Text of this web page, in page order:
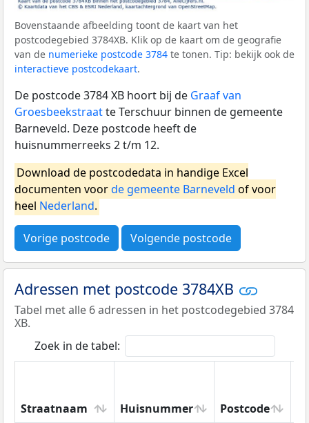
Bovenstaande afbeelding toont de kaart van het
postcodegebied 3784XB. Klik op de kaart om de geografie
van de numerieke postcode 3784 te tonen. Tip: bekijk ook de
interactieve postcodekaart.
De postcode 3784 XB hoort bij de Graaf van
Groesbeekstraatte Terschuur binnen de gemeente
Barneveld. Deze postcode heeft de
huisnummerreeks 2 t/m 12.
Download de postcodedata in handige Excel
documenten voorde gemeente Barneveld of voor
heel Nederland.
Vorige postcode Volgende postcode
Adressen met postcode 3784XB
Tabel met alle 6 adressen in het postcodegebied 3784
XB.
Zoek in de tabel:
Straatnaam Huisnummer Postcode